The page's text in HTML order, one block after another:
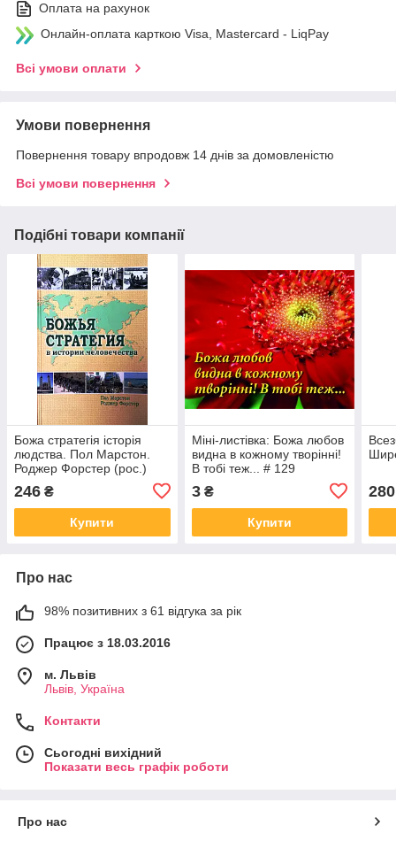
Оплата на рахунок
Онлайн-оплата карткою Visa, Mastercard - LiqPay
Всі умови оплати
Умови повернення
Повернення товару впродовж 14 днів за домовленістю
Всі умови повернення
Подібні товари компанії
Божа стратегія історія
людства. Пол Марстон.
Роджер Форстер (рос.)
246 ₴
Купити
Міні-листівка: Божа любов
видна в кожному творінні!
В тобі теж... # 129
3₴
Купити
280
Про нас
98% позитивних з 61 відгука за рік
Працює з 18.03.2016
м. Львів
Львів, Україна
Контакти
Сьогодні вихідний
Показати весь графік роботи
Про нас